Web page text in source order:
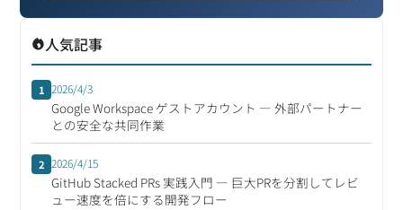
人気記事
1 2026/4/3
Google Workspace ゲストアカウント ― 外部パートナー
との安全な共同作業
2 2026/4/15
GitHub Stacked PRs 実践入門 ― 巨大PRを分割してレビ
ュー速度を倍にする開発フロー